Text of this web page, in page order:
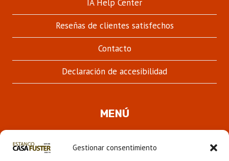
Gestionar consentimiento
IA Help Center
Reseñas de clientes satisfechos
Contacto
Declaración de accesibilidad
MENÚ